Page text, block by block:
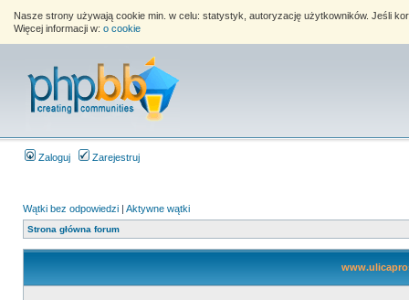
Nasze strony używają cookie min. w celu: statystyk, autoryzację użytkowników. Jeśli
Więcej informacji w: o cookie
Zaloguj Zarejestruj
Wątki bez odpowiedzi | Aktywne wątki
Strona główna forum